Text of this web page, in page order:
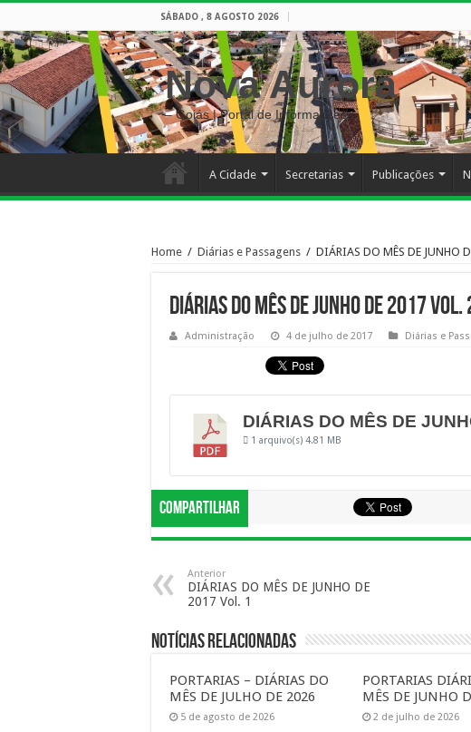
SÁBADO , 8 AGOSTO 2026
Nova Aurora
– Goiás | Portal de Informações
A Cidade Secretarias Publicações
Home / Diárias e Passagens / DIÁRIAS DO MÊS DE JUNHO
DIÁRIAS DO MÊS DE JUNHO DE 2017 Vol.
Administração 4 de julho de 2017 Diárias e
DIÁRIAS DO MÊS DE
1 arquivo(s) 4.81 MB
Compartilhar
Anterior
DIÁRIAS DO MÊS DE JUNHO DE
2017 Vol. 1
Notícias Relacionadas
PORTARIAS – DIÁRIAS DO
MÊS DE JULHO DE 2026
5 de agosto de 2026
PORTARIAS
MÊS DE JUNHO
2 de julho de 2026